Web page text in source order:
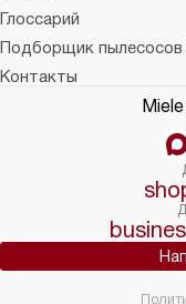
Глоссарий
Подборщик пылесосов
Контакты